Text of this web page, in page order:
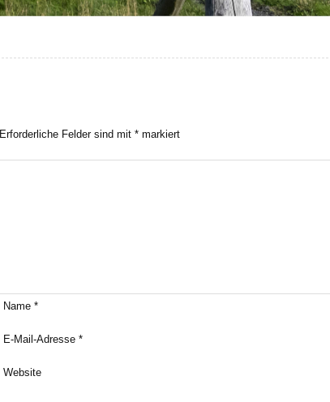
Erforderliche Felder sind mit * markiert
Name *
E-Mail-Adresse *
Website